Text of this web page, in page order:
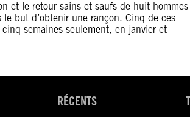
et le retour sains et saufs de huit hommes
but d’obtenir une rançon. Cinq de ces
semaines seulement, en janvier et
RÉCENTS